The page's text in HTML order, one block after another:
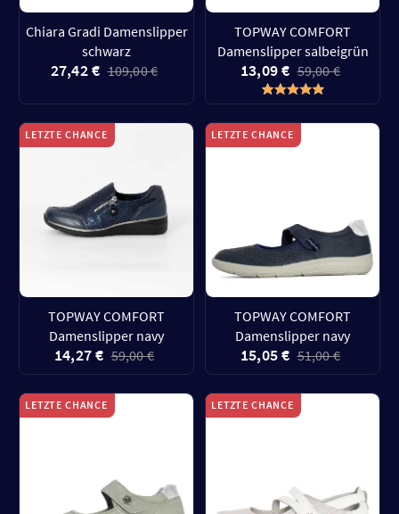
Chiara Gradi Damenslipper
schwarz
27,42 € 109,00 €
TOPWAY COMFORT
Damenslipper salbeigrün
13,09 € 59,00 €
LETZTE CHANCE
TOPWAY COMFORT
Damenslipper navy
14,27 € 59,00 €
LETZTE CHANCE
TOPWAY COMFORT
Damenslipper navy
15,05 € 51,00 €
LETZTE CHANCE LETZTE CHANCE